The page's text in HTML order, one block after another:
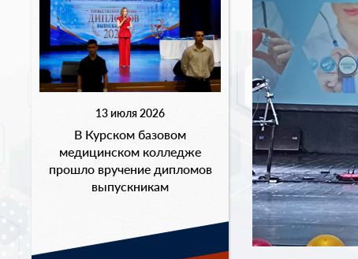
13 июля 2026
В Курском базовом
медицинском колледже
прошло вручение дипломов
выпускникам